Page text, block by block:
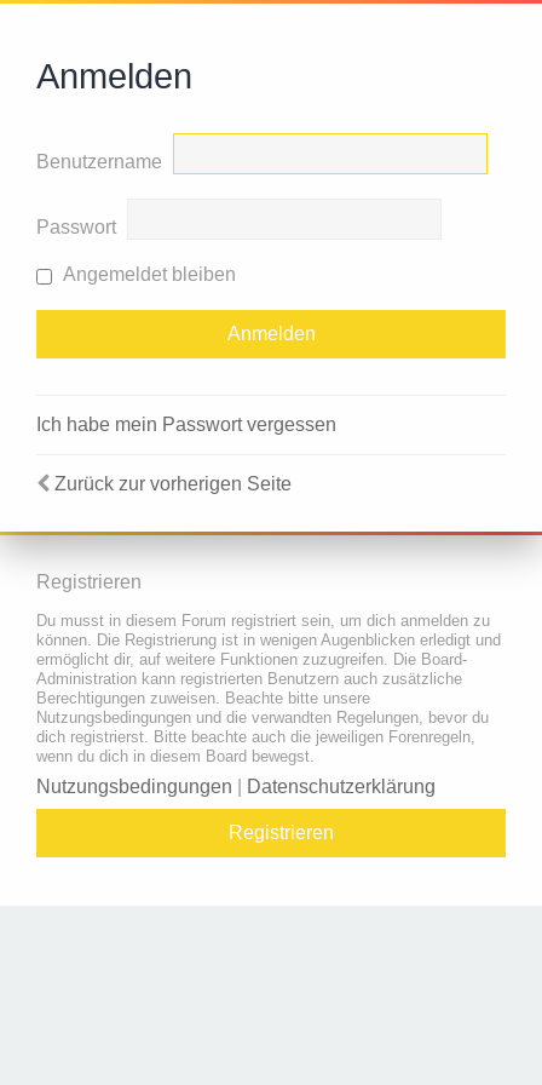
Anmelden
Benutzername
Passwort
Angemeldet bleiben
Ich habe mein Passwort vergessen
Zurück zur vorherigen Seite
Registrieren
Du musst in diesem Forum registriert sein, um dich anmelden zu
können. Die Registrierung ist in wenigen Augenblicken erledigt und
ermöglicht dir, auf weitere Funktionen zuzugreifen. Die Board-
Administration kann registrierten Benutzern auch zusätzliche
Berechtigungen zuweisen. Beachte bitte unsere
Nutzungsbedingungen und die verwandten Regelungen, bevor du
dich registrierst. Bitte beachte auch die jeweiligen Forenregeln,
wenn du dich in diesem Board bewegst.
Nutzungsbedingungen Datenschutzerklärung
Registrieren